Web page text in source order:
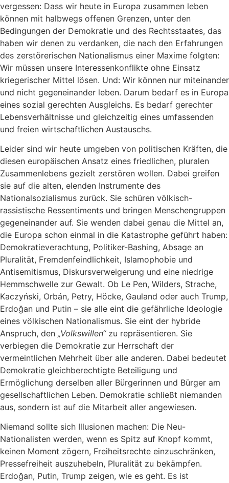
vergessen: Dass wir heute in Europa zusammen leben
können mit halbwegs offenen Grenzen, unter den
Bedingungen der Demokratie und des Rechtsstaates, das
haben wir denen zu verdanken, die nach den Erfahrungen
des zerstörerischen Nationalismus einer Maxime folgten:
Wir müssen unsere Interessenkonflikte ohne Einsatz
kriegerischer Mittel lösen. Und: Wir können nur miteinander
und nicht gegeneinander leben. Darum bedarf es in Europa
eines sozial gerechten Ausgleichs. Es bedarf gerechter
Lebensverhältnisse und gleichzeitig eines umfassenden
und freien wirtschaftlichen Austauschs.
Leider sind wir heute umgeben von politischen Kräften, die
diesen europäischen Ansatz eines friedlichen, pluralen
Zusammenlebens gezielt zerstören wollen. Dabei greifen
sie auf die alten, elenden Instrumente des
Nationalsozialismus zurück. Sie schüren völkisch-
rassistische Ressentiments und bringen Menschengruppen
gegeneinander auf. Sie wenden dabei genau die Mittel an,
die Europa schon einmal in die Katastrophe geführt haben:
Demokratieverachtung, Politiker-Bashing, Absage an
Pluralität, Fremdenfeindlichkeit, Islamophobie und
Antisemitismus, Diskursverweigerung und eine niedrige
Hemmschwelle zur Gewalt. Ob Le Pen, Wilders, Strache,
Kaczyński, Orbán, Petry, Höcke, Gauland oder auch Trump,
Erdoğan und Putin – sie alle eint die gefährliche Ideologie
eines völkischen Nationalismus. Sie eint der hybride
Anspruch, den „Volkswillen“zu repräsentieren. Sie
verbiegen die Demokratie zur Herrschaft der
vermeintlichen Mehrheit über alle anderen. Dabei bedeutet
Demokratie gleichberechtigte Beteiligung und
Ermöglichung derselben aller Bürgerinnen und Bürger am
gesellschaftlichen Leben. Demokratie schließt niemanden
aus, sondern ist auf die Mitarbeit aller angewiesen.
Niemand sollte sich Illusionen machen: Die Neu-
Nationalisten werden, wenn es Spitz auf Knopf kommt,
keinen Moment zögern, Freiheitsrechte einzuschränken,
Pressefreiheit auszuhebeln, Pluralität zu bekämpfen.
Erdoğan, Putin, Trump zeigen, wie es geht. Es ist